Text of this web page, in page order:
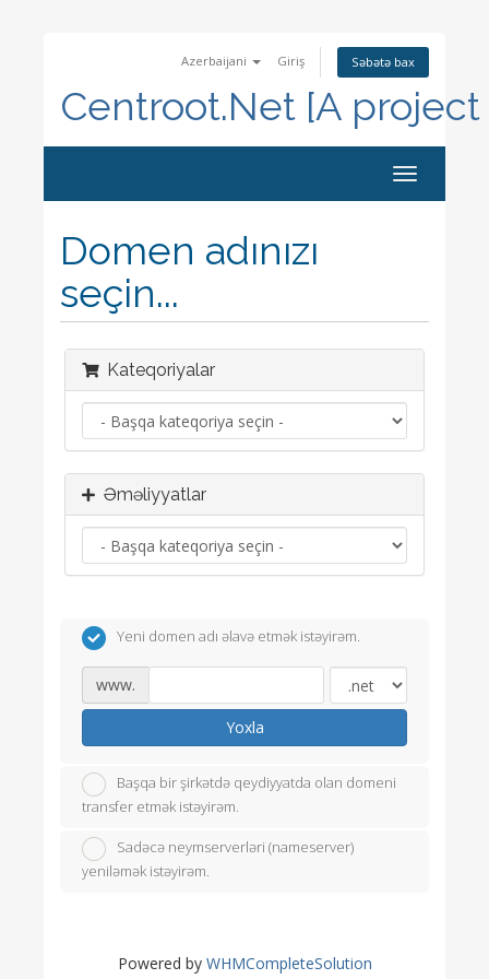
Azerbaijani Giriş Səbətə bax
Centroot.Net [A
keçid
Domen adınızı
seçin...
Kateqoriyalar
Əməliyyatlar
Yeni domen adı əlavə etmək istəyirəm.
www.
Yoxla
Başqa bir şirkətdə qeydiyyatda olan domeni
transfer etmək istəyirəm.
Sadəcə neymserverləri (nameserver)
yeniləmək istəyirəm.
Powered by WHMCompleteSolution